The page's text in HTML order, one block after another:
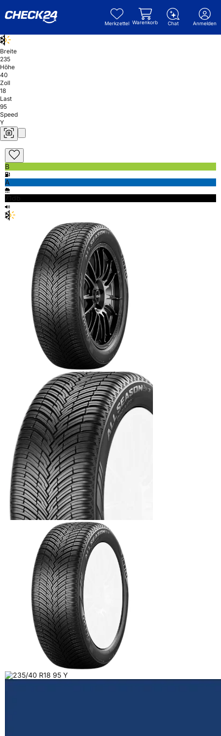
Merkzettel Warenkorb Chat Anmelden
Breite
235
Höhe
40
Zoll
18
Last
95
Speed
Y
B
A
71db